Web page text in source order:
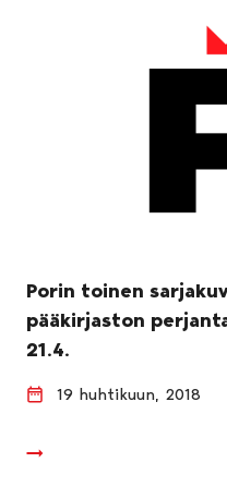
Porin toinen
pääkirjaston
21.4.
19 huhtikuun, 2018